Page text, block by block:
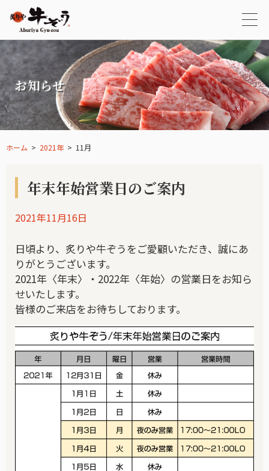
お知らせ
ホーム 2021年 11月
年末年始営業日のご案内
2021年11月16日
日頃より、炙りや牛ぞうをご愛顧いただき、誠にあ
りがとうございます。
2021年〈年末〉・2022年〈年始〉の営業日をお知ら
せいたします。
皆様のご来店をお待ちしております。